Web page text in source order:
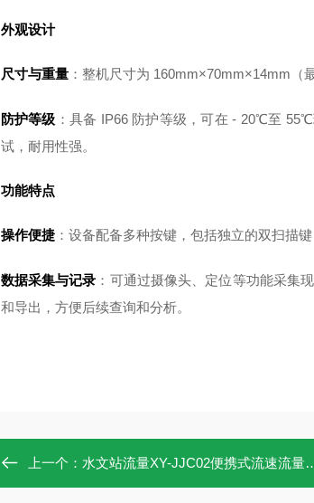
外观设计
尺寸与重量：整机尺寸为 160mm×70mm×14mm（
防护等级 ：具备 IP66 防护等级，可在 - 20℃至
试，耐用性强。
功能特点
操作便捷：设备配备多种按键，包括独立的双扫描
数据采集与记录 ：可通过摄像头、定位等功能采集
和导出，方便后续查询和分析。
上一个： 水文站流量XY-JJC02便携式流速流量测算仪